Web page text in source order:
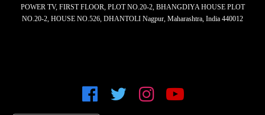
POWER TV, FIRST FLOOR, PLOT NO.20-2, BHANGDIYA HOUSE PLOT
NO.20-2, HOUSE NO.526, DHANTOLI Nagpur, Maharashtra, India 440012